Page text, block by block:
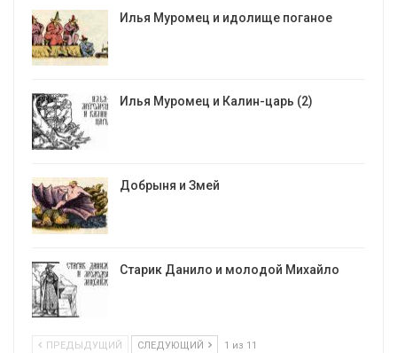
Илья Муромец и идолище поганое
Илья Муромец и Калин-царь (2)
Добрыня и Змей
Старик Данило и молодой Михайло
ПРЕДЫДУЩИЙ СЛЕДУЮЩИЙ 1 из 11